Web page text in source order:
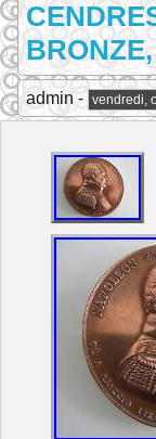
admin - vendredi,